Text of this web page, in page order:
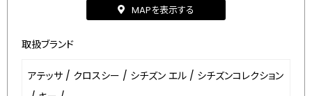
MAPを表示する
取扱ブランド
アテッサ / クロスシー / シチズン エル / シチズンコレクション